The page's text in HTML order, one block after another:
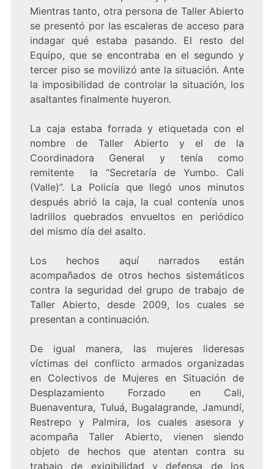
Mientras tanto, otra persona de Taller Abierto
se presentó por las escaleras de acceso para
indagar qué estaba pasando. El resto del
Equipo, que se encontraba en el segundo y
tercer piso se movilizó ante la situación. Ante
la imposibilidad de controlar la situación, los
asaltantes finalmente huyeron.
La caja estaba forrada y etiquetada con el
nombre de Taller Abierto y el de la
Coordinadora General y tenía como
remitente la “Secretaría de Yumbo. Cali
(Valle)”. La Policía que llegó unos minutos
después abrió la caja, la cual contenía unos
ladrillos quebrados envueltos en periódico
del mismo día del asalto.
Los hechos aquí narrados están
acompañados de otros hechos sistemáticos
contra la seguridad del grupo de trabajo de
Taller Abierto, desde 2009, los cuales se
presentan a continuación.
De igual manera, las mujeres lideresas
víctimas del conflicto armados organizadas
en Colectivos de Mujeres en Situación de
Desplazamiento Forzado en Cali,
Buenaventura, Tuluá, Bugalagrande, Jamundí,
Restrepo y Palmira, los cuales asesora y
acompaña Taller Abierto, vienen siendo
objeto de hechos que atentan contra su
trabajo de exigibilidad y defensa de los